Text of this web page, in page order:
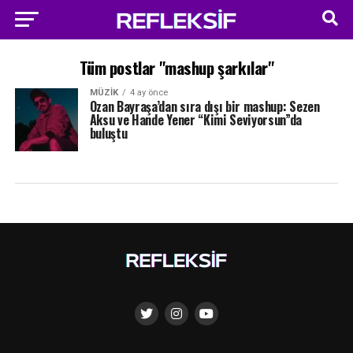
Tüm postlar "mashup şarkılar"
MÜZIK 4 ay önce
Ozan Bayraşa’dan sıra dışı bir mashup: Sezen
Aksu ve Hande Yener “Kimi Seviyorsun”da
buluştu